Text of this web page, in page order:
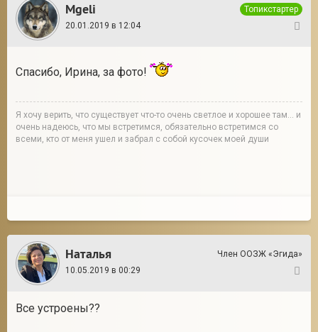
Mgeli
Топикстартер
20.01.2019 в 12:04
Спасибо, Ирина, за фото!
Я хочу верить, что существует что-то очень светлое и хорошее там... и
очень надеюсь, что мы встретимся, обязательно встретимся со
всеми, кто от меня ушел и забрал с собой кусочек моей души
Наталья
Член ООЗЖ «Эгида»
10.05.2019 в 00:29
Все устроены??